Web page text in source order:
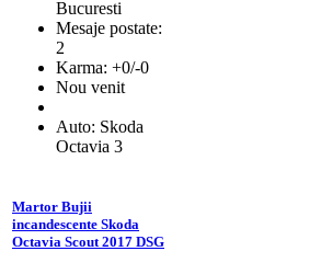
Bucuresti
Mesaje postate:
2
Karma: +0/-0
Nou venit
Auto: Skoda
Octavia 3
Martor Bujii
incandescente Skoda
Octavia Scout 2017 DSG